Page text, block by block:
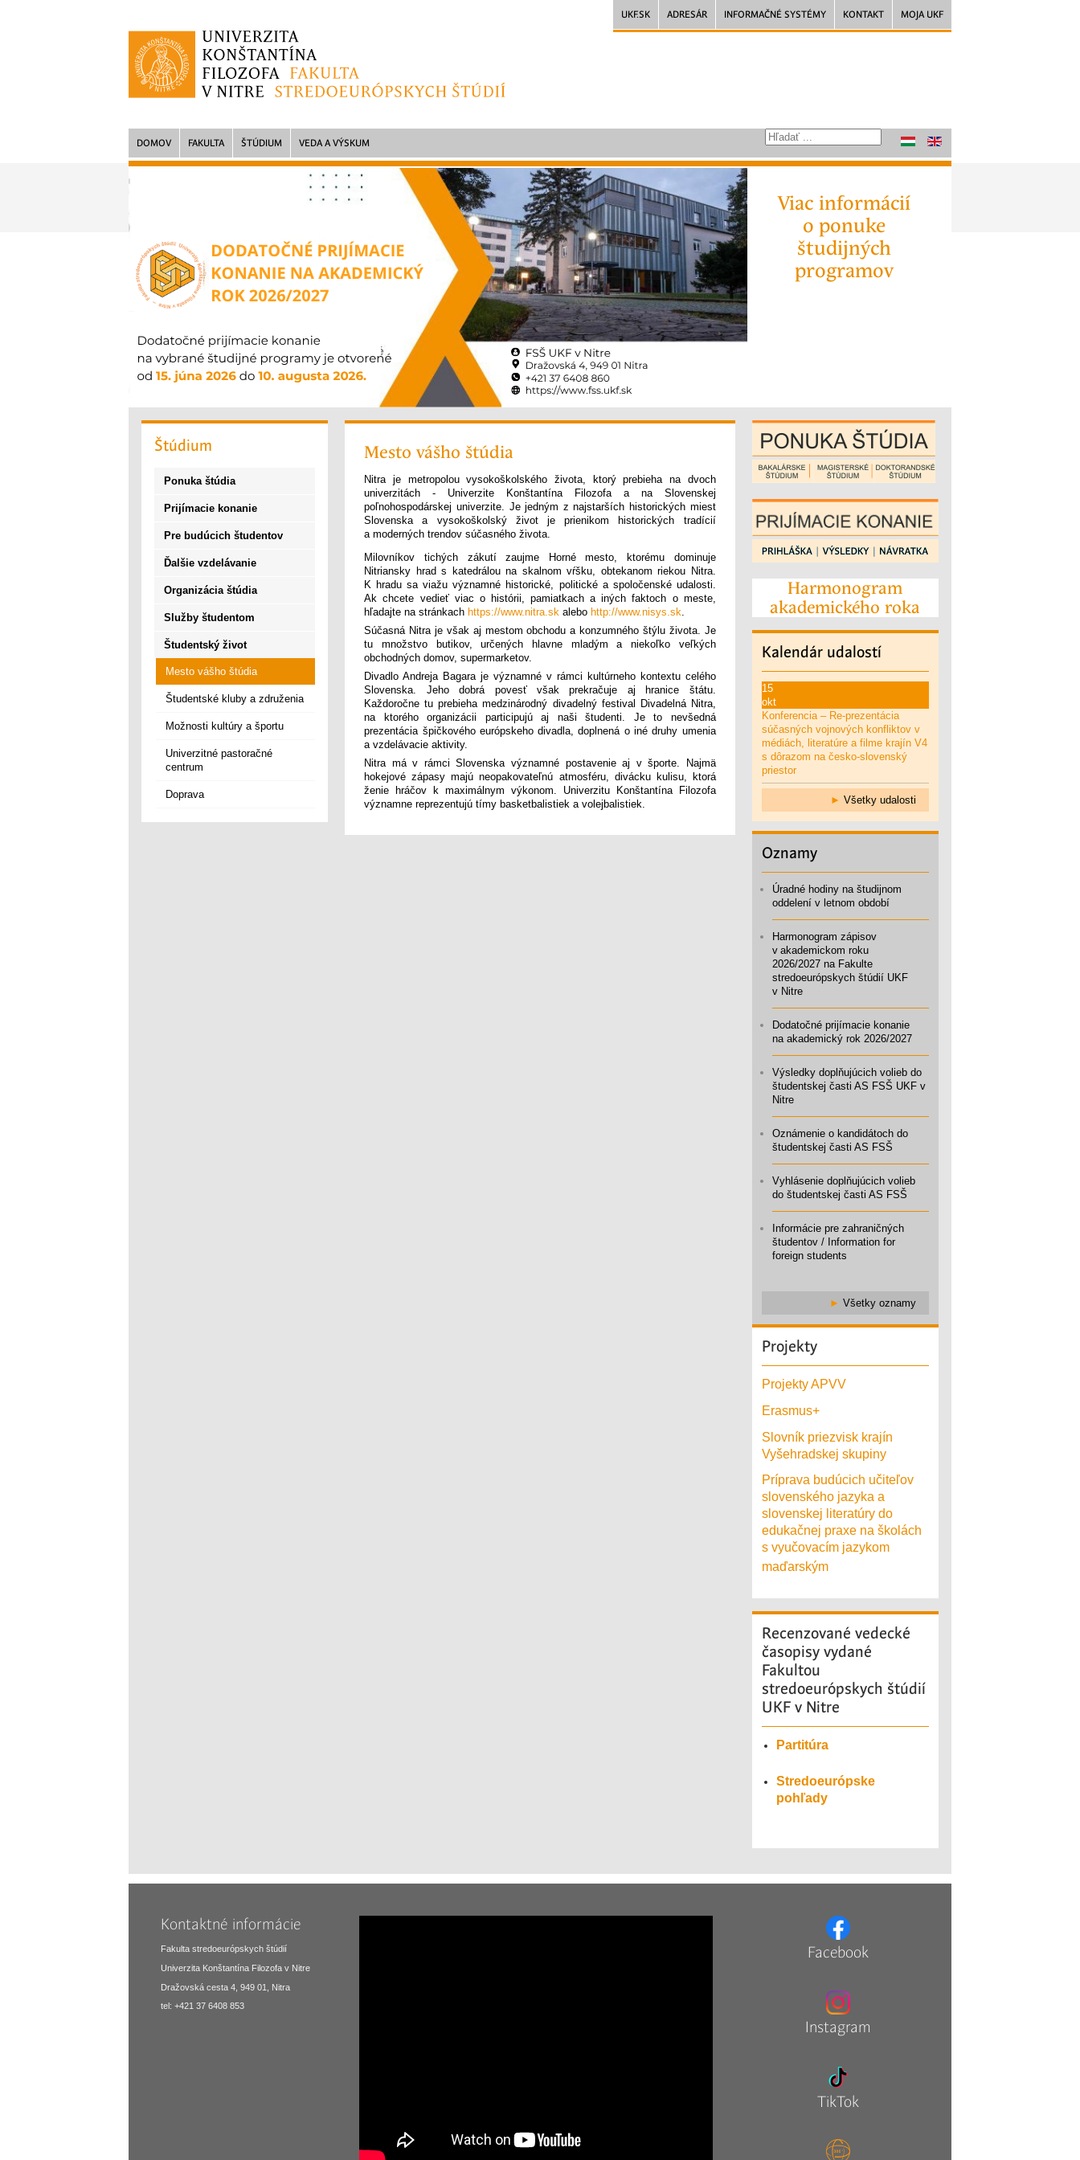
UKF.SK ADRESÁR INFORMAČNÉ SYSTÉMY KONTAKT MOJA UKF
DOMOV FAKULTA ŠTÚDIUM VEDA A VÝSKUM
Viac informácií
o ponuke
študijných
programov
Štúdium
Ponuka štúdia
Prijímacie konanie
Pre budúcich študentov
Ďalšie vzdelávanie
Organizácia štúdia
Služby študentom
Študentský život
Mesto vášho štúdia
Študentské kluby a združenia
Možnosti kultúry a športu
Univerzitné pastoračné
centrum
Doprava
Mesto vášho štúdia
Nitra je metropolou vysokoškolského života, ktorý prebieha na dvoch
univerzitách - Univerzite Konštantína Filozofa a na Slovenskej
poľnohospodárskej univerzite. Je jedným z najstarších historických miest
Slovenska a vysokoškolský život je prienikom historických tradícií
a moderných trendov súčasného života.
Milovníkov tichých zákutí zaujme Horné mesto, ktorému dominuje
Nitriansky hrad s katedrálou na skalnom vŕšku, obtekanom riekou Nitra.
K hradu sa viažu významné historické, politické a spoločenské udalosti.
Ak chcete vedieť viac o histórii, pamiatkach a iných faktoch o meste,
hľadajte na stránkachhttps://www.nitra.sk alebohttp://www.nisys.sk
Súčasná Nitra je však aj mestom obchodu a konzumného štýlu života. Je
tu množstvo butikov, určených hlavne mladým a niekoľko veľkých
obchodných domov, supermarketov.
Divadlo Andreja Bagara je významné v rámci kultúrneho kontextu celého
Slovenska. Jeho dobrá povesť však prekračuje aj hranice štátu.
Každoročne tu prebieha medzinárodný divadelný festival Divadelná Nitra,
na ktorého organizácii participujú aj naši študenti. Je to nevšedná
prezentácia špičkového európskeho divadla, doplnená o iné druhy umenia
a vzdelávacie aktivity.
Nitra má v rámci Slovenska významné postavenie aj v športe. Najmä
hokejové zápasy majú neopakovateľnú atmosféru, divácku kulisu, ktorá
ženie hráčov k maximálnym výkonom. Univerzitu Konštantína Filozofa
významne reprezentujú tímy basketbalistiek a volejbalistiek.
Harmonogram
akademického roka
Kalendárudalostí
15
okt
Konferencia – Re-prezentácia
súčasných vojnových konfliktov v
médiách, literatúre a filme krajín V4
s dôrazom na česko-slovenský
priestor
► Všetky udalosti
Oznamy
Úradné hodiny na študijnom
oddelení v letnom období
Harmonogram zápisov
v akademickom roku
2026/2027 na Fakulte
stredoeurópskych štúdií UKF
v Nitre
Dodatočné prijímacie konanie
na akademický rok 2026/2027
Výsledky doplňujúcich volieb do
študentskej časti AS FSŠ UKF v
Nitre
Oznámenie o kandidátoch do
študentskej časti AS FSŠ
Vyhlásenie doplňujúcich volieb
do študentskej časti AS FSŠ
Informácie pre zahraničných
študentov / Information for
foreign students
► Všetky oznamy
Projekty
Projekty APVV
Erasmus+
Slovník priezvisk krajín
Vyšehradskej skupiny
Príprava budúcich učiteľov
slovenského jazyka a
slovenskej literatúry do
edukačnej praxe na školách
s vyučovacím jazykom
maďarským
Recenzované vedecké
časopisy vydané
Fakultou
stredoeurópskych štúdií
UKF v Nitre
Partitúra
Stredoeurópske
pohľady
Kontaktné informácie
Fakulta stredoeurópskych štúdií
Univerzita Konštantína Filozofa v Nitre
Dražovská cesta 4, 949 01, Nitra
tel: +421 37 6408 853
Facebook
Instagram
TikTok